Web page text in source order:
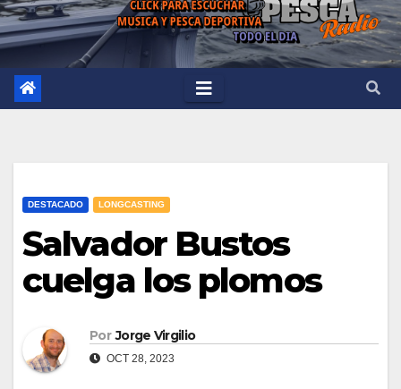
DESTACADO LONGCASTING
Salvador Bustos
cuelga los plomos
Por Jorge Virgilio
OCT 28, 2023